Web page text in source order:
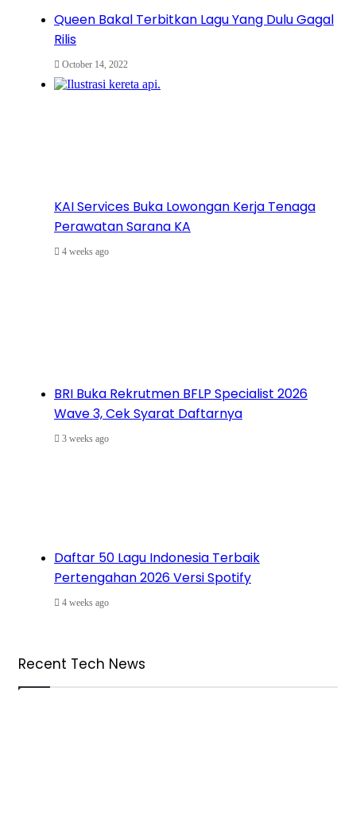
Queen Bakal Terbitkan Lagu Yang Dulu Gagal
Rilis
October 14, 2022
KAI Services Buka Lowongan Kerja Tenaga
Perawatan Sarana KA
4 weeks ago
BRI Buka Rekrutmen BFLP Specialist 2026
Wave 3, Cek Syarat Daftarnya
3 weeks ago
Daftar 50 Lagu Indonesia Terbaik
Pertengahan 2026 Versi Spotify
4 weeks ago
Recent Tech News